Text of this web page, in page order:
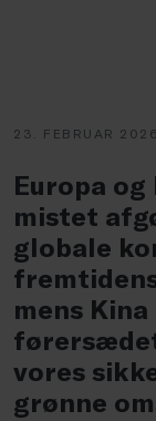
23. FEBRUAR 2026
Europa
mistet
globale
mens
vores
grønne